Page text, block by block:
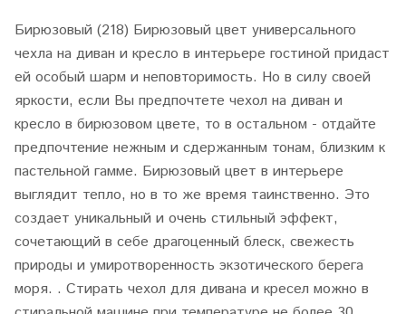
Бирюзовый (218) Бирюзовый цвет универсального
чехла на диван и кресло в интерьере гостиной придаст
ей особый шарм и неповторимость. Но в силу своей
яркости, если Вы предпочтете чехол на диван и
кресло в бирюзовом цвете, то в остальном - отдайте
предпочтение нежным и сдержанным тонам, близким к
пастельной гамме. Бирюзовый цвет в интерьере
выглядит тепло, но в то же время таинственно. Это
создает уникальный и очень стильный эффект,
сочетающий в себе драгоценный блеск, свежесть
природы и умиротворенность экзотического берега
моря. . Стирать чехол для дивана и кресел можно в